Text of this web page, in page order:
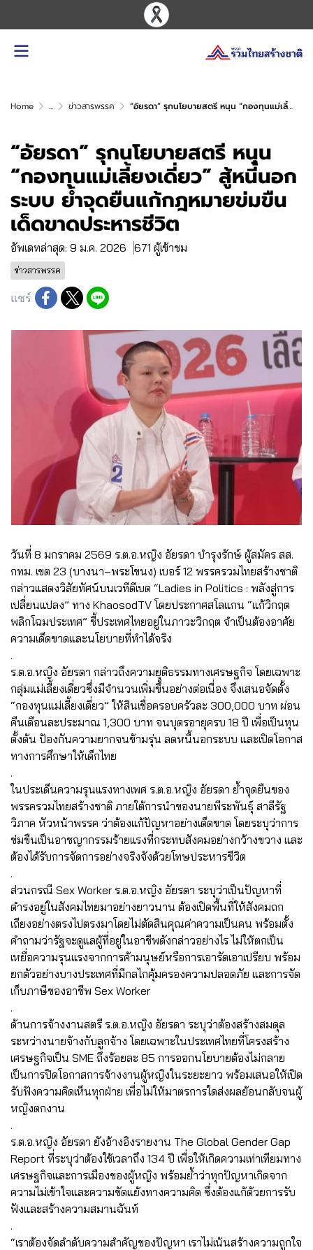
Home ... ข่าวสารพรรค “อัยรดา” รุกนโยบายสตรี หนุน “กองทุนแม่เลี้ยงเดี่ยว” สู้หนี้นอกระบบ ย้ำจุดยืนแก้กฎหมายข่มขืนเด็ดขาดประหารชีวิต
“อัยรดา” รุกนโยบายสตรี หนุน
“กองทุนแม่เลี้ยงเดี่ยว” สู้หนี้นอก
ระบบ ย้ำจุดยืนแก้กฎหมายข่มขืน
เด็ดขาดประหารชีวิต
อัพเดทล่าสุด: 9 ม.ค. 2026 671 ผู้เข้าชม
ข่าวสารพรรค
แชร์
วันที่ 8 มกราคม 2569 ร.ต.อ.หญิง อัยรดา บำรุงรักษ์ ผู้สมัคร สส.
กทม. เขต 23 (บางนา–พระโขนง) เบอร์ 12 พรรครวมไทยสร้างชาติ
กล่าวแสดงวิสัยทัศน์บนเวทีดีเบต “Ladies in Politics : พลังสู่การ
เปลี่ยนแปลง” ทาง KhaosodTV โดยประกาศสโลแกน “แก้วิกฤต
พลิกโฉมประเทศ” ชี้ประเทศไทยอยู่ในภาวะวิกฤต จำเป็นต้องอาศัย
ความเด็ดขาดและนโยบายที่ทำได้จริง
.
ร.ต.อ.หญิง อัยรดา กล่าวถึงความยุติธรรมทางเศรษฐกิจ โดยเฉพาะ
กลุ่มแม่เลี้ยงเดี่ยวซึ่งมีจำนวนเพิ่มขึ้นอย่างต่อเนื่อง จึงเสนอจัดตั้ง
“กองทุนแม่เลี้ยงเดี่ยว” ให้สินเชื่อครอบครัวละ 300,000 บาท ผ่อน
คืนเดือนละประมาณ 1,300 บาท จนบุตรอายุครบ 18 ปี เพื่อเป็นทุน
ตั้งต้น ป้องกันความยากจนข้ามรุ่น ลดหนี้นอกระบบ และเปิดโอกาส
ทางการศึกษาให้เด็กไทย
.
ในประเด็นความรุนแรงทางเพศ ร.ต.อ.หญิง อัยรดา ย้ำจุดยืนของ
พรรครวมไทยสร้างชาติ ภายใต้การนำของนายพีระพันธุ์ สาลีรัฐ
วิภาค หัวหน้าพรรค ว่าต้องแก้ปัญหาอย่างเด็ดขาด โดยระบุว่าการ
ข่มขืนเป็นอาชญากรรมร้ายแรงที่กระทบสังคมอย่างกว้างขวาง และ
ต้องได้รับการจัดการอย่างจริงจังด้วยโทษประหารชีวิต
.
ส่วนกรณี Sex Worker ร.ต.อ.หญิง อัยรดา ระบุว่าเป็นปัญหาที่
ดำรงอยู่ในสังคมไทยมาอย่างยาวนาน ต้องเปิดพื้นที่ให้สังคมถก
เถียงอย่างตรงไปตรงมาโดยไม่ตัดสินคุณค่าความเป็นคน พร้อมตั้ง
คำถามว่ารัฐจะดูแลผู้ที่อยู่ในอาชีพดังกล่าวอย่างไร ไม่ให้ตกเป็น
เหยื่อความรุนแรงจากการค้ามนุษย์หรือการเอารัดเอาเปรียบ พร้อม
ยกตัวอย่างบางประเทศที่มีกลไกคุ้มครองความปลอดภัย และการจัด
เก็บภาษีของอาชีพ Sex Worker
.
ด้านการจ้างงานสตรี ร.ต.อ.หญิง อัยรดา ระบุว่าต้องสร้างสมดุล
ระหว่างนายจ้างกับลูกจ้าง โดยเฉพาะในประเทศไทยที่โครงสร้าง
เศรษฐกิจเป็น SME ถึงร้อยละ 85 การออกนโยบายต้องไม่กลาย
เป็นการปิดโอกาสการจ้างงานผู้หญิงในระยะยาว พร้อมเสนอให้เปิด
รับฟังความคิดเห็นทุกฝ่าย เพื่อไม่ให้มาตรการใดส่งผลย้อนกลับจนผู้
หญิงตกงาน
.
ร.ต.อ.หญิง อัยรดา ยังอ้างอิงรายงาน The Global Gender Gap
Report ที่ระบุว่าต้องใช้เวลาถึง 134 ปี เพื่อให้เกิดความเท่าเทียมทาง
เศรษฐกิจและการเมืองของผู้หญิง พร้อมย้ำว่าทุกปัญหาเกิดจาก
ความไม่เข้าใจและความขัดแย้งทางความคิด ซึ่งต้องแก้ด้วยการรับ
ฟังและสร้างความสมานฉันท์
.
“เราต้องจัดลำดับความสำคัญของปัญหา เราไม่เน้นสร้างความถูกใจ